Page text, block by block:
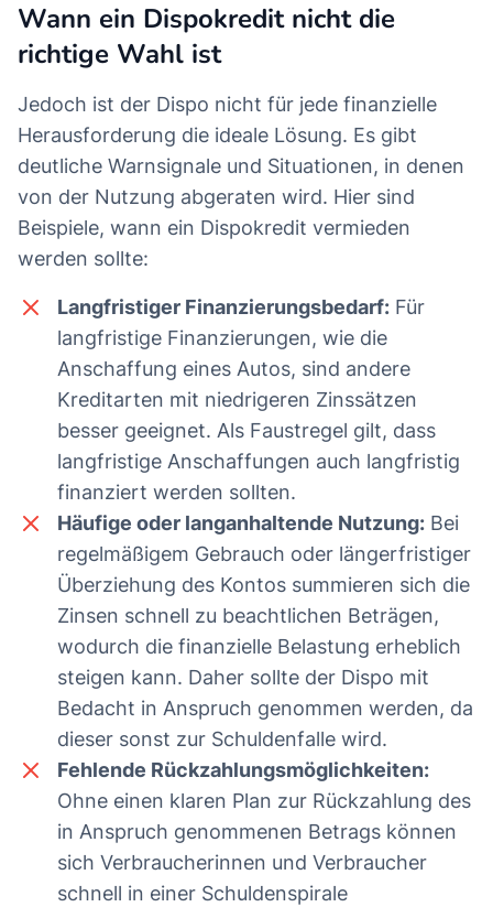
Wann ein Dispokredit nicht die
richtige Wahl ist
Jedoch ist der Dispo nicht für jede finanzielle
Herausforderung die ideale Lösung. Es gibt
deutliche Warnsignale und Situationen, in denen
von der Nutzung abgeraten wird. Hier sind
Beispiele, wann ein Dispokredit vermieden
werden sollte:
Langfristiger Finanzierungsbedarf: Für
langfristige Finanzierungen, wie die
Anschaffung eines Autos, sind andere
Kreditarten mit niedrigeren Zinssätzen
besser geeignet. Als Faustregel gilt, dass
langfristige Anschaffungen auch langfristig
finanziert werden sollten.
Häufige oder langanhaltende Nutzung: Bei
regelmäßigem Gebrauch oder längerfristiger
Überziehung des Kontos summieren sich die
Zinsen schnell zu beachtlichen Beträgen,
wodurch die finanzielle Belastung erheblich
steigen kann. Daher sollte der Dispo mit
Bedacht in Anspruch genommen werden, da
dieser sonst zur Schuldenfalle wird.
Fehlende Rückzahlungsmöglichkeiten:
Ohne einen klaren Plan zur Rückzahlung des
in Anspruch genommenen Betrags können
sich Verbraucherinnen und Verbraucher
schnell in einer Schuldenspirale